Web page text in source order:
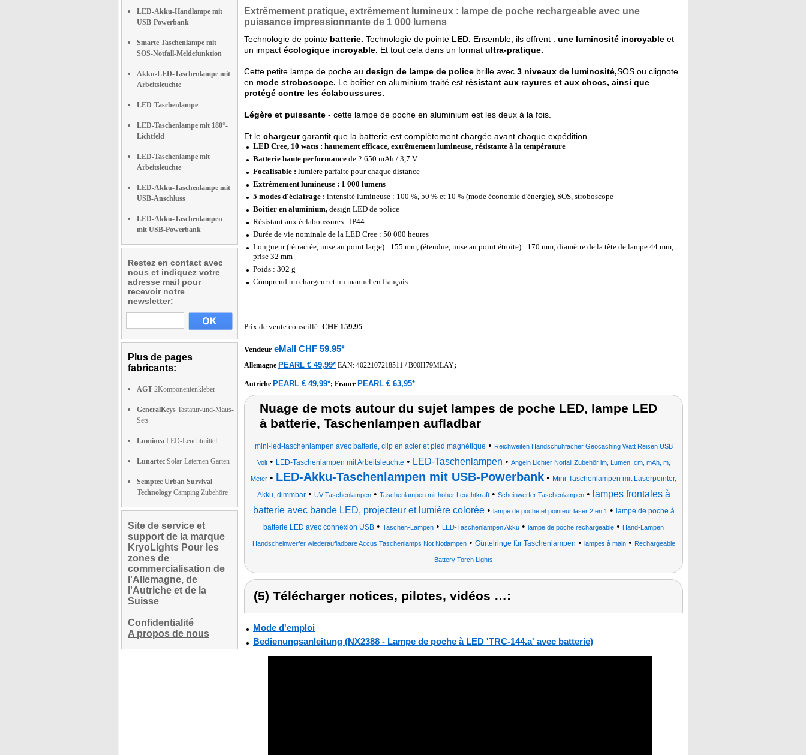
LED-Akku-Handlampe mit
USB-Powerbank
Smarte Taschenlampe mit
SOS-Notfall-Meldefunktion
Akku-LED-Taschenlampe mit
Arbeitsleuchte
LED-Taschenlampe
LED-Taschenlampe mit 180°-
Lichtfeld
LED-Taschenlampe mit
Arbeitsleuchte
LED-Akku-Taschenlampe mit
USB-Anschluss
LED-Akku-Taschenlampen
mit USB-Powerbank
Restez en contact avec
nous et indiquez votre
adresse mail pour
recevoir notre
newsletter:
Plus de pages
fabricants:
AGT 2Komponentenkleber
GeneralKeys Tastatur-und-Maus-
Sets
Luminea LED-Leuchtmittel
Lunartec Solar-Laternen Garten
Semptec Urban Survival
Technology Camping Zubehöre
Site de service et
support de la marque
KryoLights Pour les
zones de
commercialisation de
l'Allemagne, de
l'Autriche et de la
Suisse
Confidentialité
A propos de nous
Extrêmement pratique, extrêmement lumineux : lampe de poche rechargeable avec une
puissance impressionnante de 1 000 lumens
Technologie de pointe batterie. Technologie de pointe LED. Ensemble, ils offrent : une luminosité incroyable et
un impact écologique incroyable. Et tout cela dans un format ultra-pratique.
Cette petite lampe de poche au design de lampe de police brille avec 3 niveaux de luminosité,SOS ou clignote
en mode stroboscope. Le boîtier en aluminium traité est résistant aux rayures et aux chocs, ainsi que
protégé contre les éclaboussures.
Légère et puissante - cette lampe de poche en aluminium est les deux à la fois.
Et le chargeurgarantit que la batterie est complètement chargée avant chaque expédition.
LED Cree, 10 watts : hautement efficace, extrêmement lumineuse, résistante à la température
Batterie haute performance de 2 650 mAh / 3,7 V
Focalisable : lumière parfaite pour chaque distance
Extrêmement lumineuse : 1 000 lumens
5 modes d'éclairage : intensité lumineuse : 100 %, 50 % et 10 % (mode économie d'énergie), SOS, stroboscope
Boîtier en aluminium, design LED de police
Résistant aux éclaboussures : IP44
Durée de vie nominale de la LED Cree : 50 000 heures
Longueur (rétractée, mise au point large) : 155 mm, (étendue, mise au point étroite) : 170 mm, diamètre de la tête de lampe 44 mm,
prise 32 mm
Poids : 302 g
Comprend un chargeur et un manuel en français
Prix de vente conseillé: CHF 159.95
Vendeur eMall CHF 59.95*
Allemagne PEARL € 49,99* EAN: 4022107218511 /B00H79MLAY;
Autriche PEARL € 49,99*; France PEARL € 63,95*
Nuage de mots autour du sujet lampes de poche LED, lampe LED
à batterie, Taschenlampen aufladbar
mini-led-taschenlampen avec batterie, clip en acier et pied magnétique • Reichweiten Handschuhfächer Geocaching Watt Reisen USB
Volt• LED-Taschenlampen mit Arbeitsleuchte • LED-Taschenlampen • Angeln Lichter Notfall Zubehör lm, Lumen, cm, mAh, m,
Meter • LED-Akku-Taschenlampen mit USB-Powerbank • Mini-Taschenlampen mit Laserpointer,
Akku, dimmbar• UV-Taschenlampen• Taschenlampen mit hoher Leuchtkraft• Scheinwerfer Taschenlampen• lampes frontales à
batterie avec bande LED, projecteur et lumière colorée• lampe de poche et pointeur laser 2 en 1 • lampe de poche à
batterie LED avec connexion USB • Taschen-Lampen • LED-Taschenlampen Akku • lampe de poche rechargeable • Hand-Lampen
Handscheinwerfer wiederaufladbare Accus Taschenlamps Not Notlampen• Gürtelringe für Taschenlampen • lampes à main• Rechargeable
Battery Torch Lights
(5) Télécharger notices, pilotes, vidéos …:
Mode d'emploi
Bedienungsanleitung (NX2388 - Lampe de poche à LED 'TRC-144.a' avec batterie)